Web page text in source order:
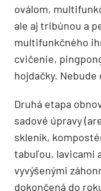
oválom,
ale aj tribúnou a
multifunkčného
cvičenie,
hojdačky.
Druhá etapa
sadové úpravy
skleník,
tabuľou, lavicami
vyvýšenými
dokončená do